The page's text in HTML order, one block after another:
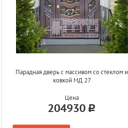
Парадная дверь с массивом со стеклом и
ковкой МД 27
Цена
204930